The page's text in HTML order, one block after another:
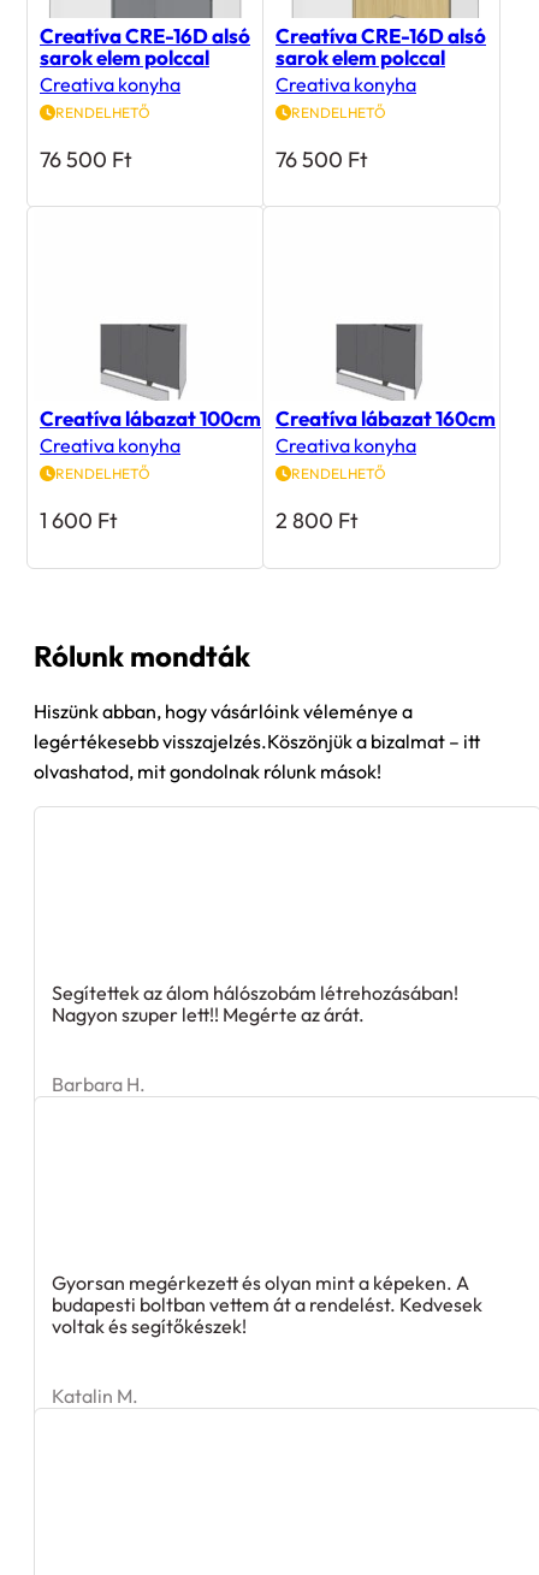
Creatíva CRE-16D alsó
sarok elem polccal
Creativa konyha
RENDELHETŐ
76 500 Ft
Creatíva CRE-16D alsó
sarok elem polccal
Creativa konyha
RENDELHETŐ
76 500 Ft
Creatíva lábazat 100cm
Creativa konyha
RENDELHETŐ
1 600 Ft
Creatíva lábazat 160cm
Creativa konyha
RENDELHETŐ
2 800 Ft
Rólunk mondták
Hiszünk abban, hogy vásárlóink véleménye a
legértékesebb visszajelzés.Köszönjük a bizalmat – itt
olvashatod, mit gondolnak rólunk mások!
Segítettek az álom hálószobám létrehozásában!
Nagyon szuper lett!! Megérte az árát.
Barbara H.
Gyorsan megérkezett és olyan mint a képeken. A
budapesti boltban vettem át a rendelést. Kedvesek
voltak és segítőkészek!
Katalin M.